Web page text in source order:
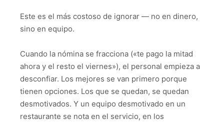
Este es el más costoso de ignorar — no en dinero,
sino en equipo.
Cuando la nómina se fracciona («te pago la mitad
ahora y el resto el viernes»), el personal empieza a
desconfiar. Los mejores se van primero porque
tienen opciones. Los que se quedan, se quedan
desmotivados. Y un equipo desmotivado en un
restaurante se nota en el servicio, en los